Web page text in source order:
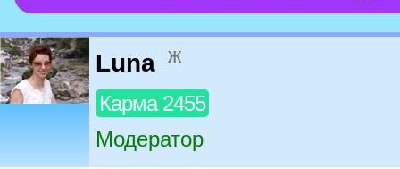
Luna ж
Карма 2455
Модератор